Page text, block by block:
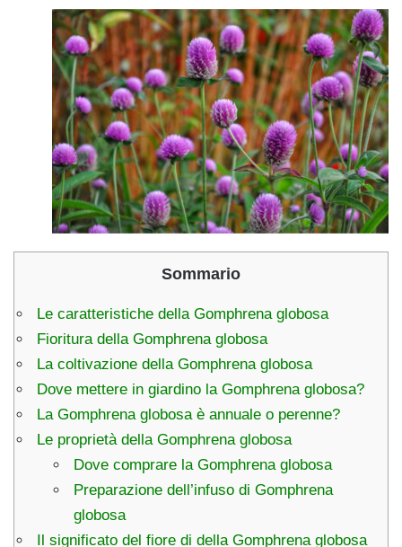
Sommario
Le caratteristiche della Gomphrena globosa
Fioritura della Gomphrena globosa
La coltivazione della Gomphrena globosa
Dove mettere in giardino la Gomphrena globosa?
La Gomphrena globosa è annuale o perenne?
Le proprietà della Gomphrena globosa
Dove comprare la Gomphrena globosa
Preparazione dell’infuso di Gomphrena
globosa
Il significato del fiore di della Gomphrena globosa